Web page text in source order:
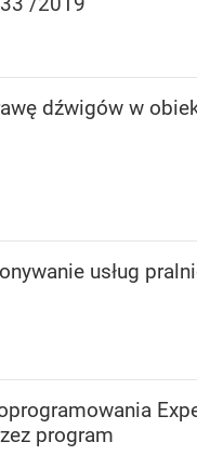
dźwigów w
usług
program